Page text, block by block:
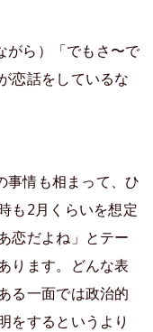
がら）「でもさ〜で
恋話をしているな
事情も相まって、ひ
も2月くらいを想定
恋だよね」とテー
ります。どんな表
る一面では政治的
をするというより